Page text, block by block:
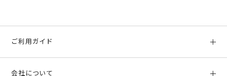
ご利用ガイド
会社について